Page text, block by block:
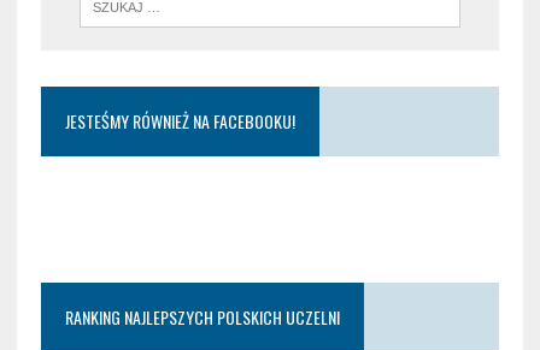
JESTEŚMY RÓWNIEŻ NA FACEBOOKU!
RANKING NAJLEPSZYCH POLSKICH UCZELNI